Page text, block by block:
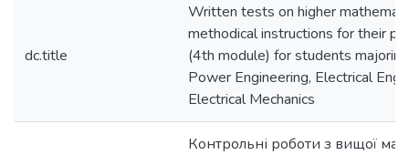
dc.title
Written tests on higher
methodical instructions for their
(4th module) for students
Power Engineering, Electrical
Electrical Mechanics
Контрольні роботи з вищої